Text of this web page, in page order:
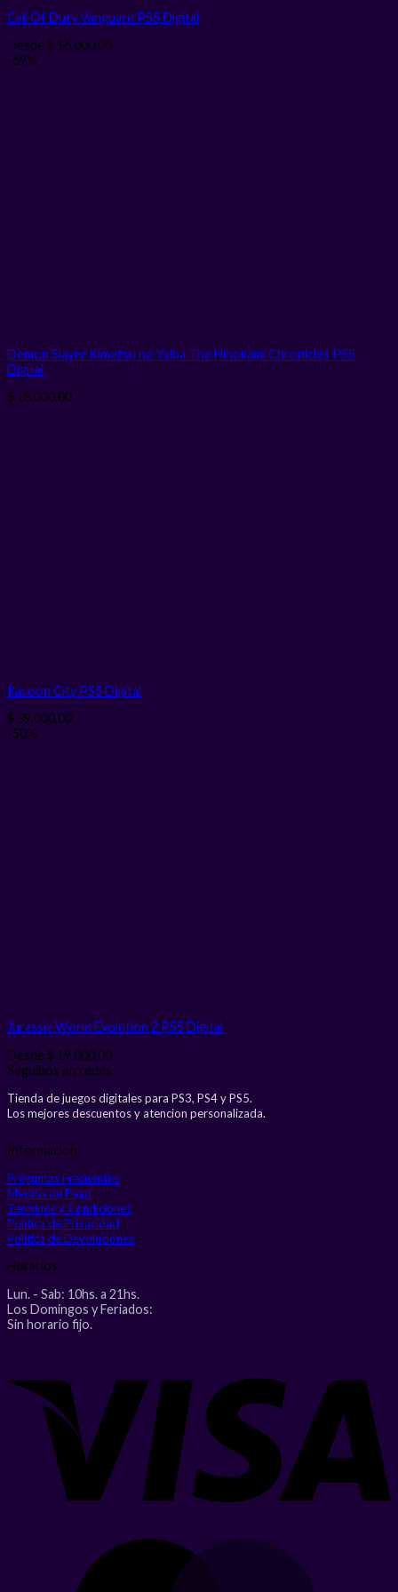
Call Of Duty Vanguard PS5 Digital
Desde $ 16.000,00
-69%
Demon Slayer Kimetsu no Yaiba The Hinokami Chronicles PS5
Digital
$ 18.000,00
Racoon City PS5 Digital
$ 39.000,00
-50%
Jurassic World Evolution 2 PS5 Digital
Desde $ 19.000,00
Seguinos en redes
Tienda de juegos digitales para PS3, PS4 y PS5.
Los mejores descuentos y atencion personalizada.
Informacion
Preguntas Frecuentes
Medios de Pago
Terminos y Condiciones
Politica de Privacidad
Politica de Devoluciones
Horarios
Lun. - Sab: 10hs. a 21hs.
Los Domingos y Feriados:
Sin horario fijo.